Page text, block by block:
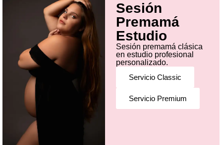
Sesión
Premamá
Estudio
Sesión premamá clásica
en estudio profesional
personalizado.
Servicio Classic
Servicio Premium